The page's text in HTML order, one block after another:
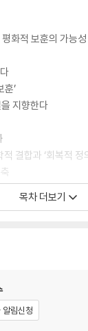
화적 보훈의 가능
훈’
지향한다
결합과 ‘회복적 정
보훈의 가능성
상 문제
전 _ 이재승
목차 더보기
알림신청